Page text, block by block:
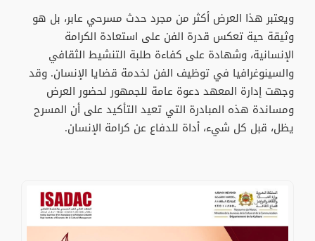
ويعتبر هذا العرض أكثر من مجرد حدث مسرحي عابر، بل هو
وثيقة حية تعكس قدرة الفن على استعادة الكرامة
الإنسانية، وشهادة على كفاءة طلبة التنشيط الثقافي
والسينوغرافيا في توظيف الفن لخدمة قضايا الإنسان. وقد
وجهت إدارة المعهد دعوة عامة للجمهور لحضور العرض
ومساندة هذه المبادرة التي تعيد التأكيد على أن المسرح
يظل، قبل كل شيء، أداة للدفاع عن كرامة الإنسان.